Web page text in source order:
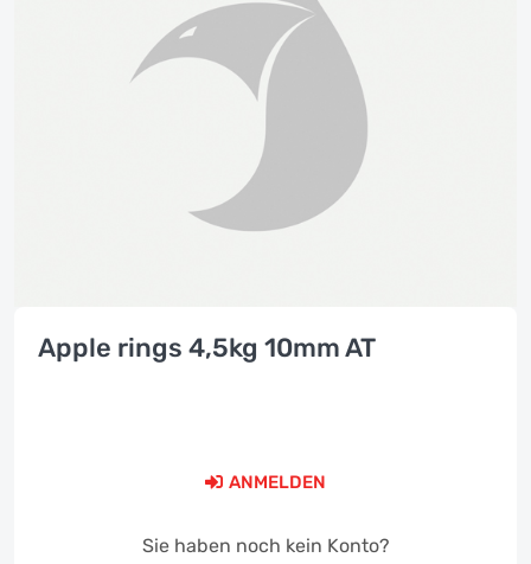
Apple rings 4,5kg 10mm AT
ANMELDEN
Sie haben noch kein Konto?